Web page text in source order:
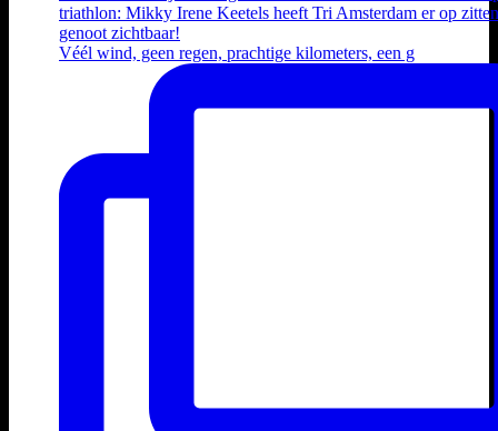
Véél wind, geen regen, prachtige kilometers, een g